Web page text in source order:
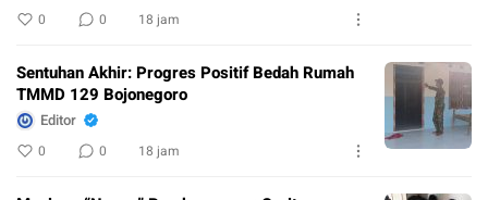
0 0 18 jam
Sentuhan Akhir: Progres Positif Bedah Rumah
TMMD 129 Bojonegoro
Editor
0 0 18 jam